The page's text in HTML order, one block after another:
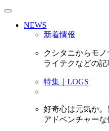
NEWS
新着情報
クシタニからモ
ライテクなどの
特集｜LOGS
好奇心は元気か。
アドベンチャーな